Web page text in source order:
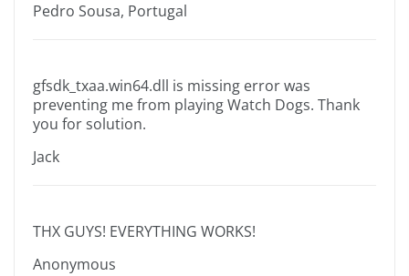
Pedro Sousa, Portugal
gfsdk_txaa.win64.dll is missing error was
preventing me from playing Watch Dogs. Thank
you for solution.
Jack
THX GUYS! EVERYTHING WORKS!
Anonymous